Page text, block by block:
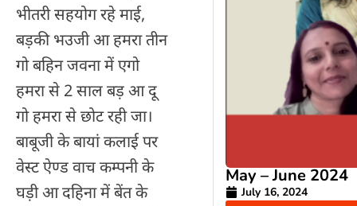
भीतरी सहयोग रहे माई,
बड़की भउजी आ हमरा तीन
गो बहिन जवना में एगो
हमरा से 2 साल बड़ आ दू
गो हमरा से छोट रही जा।
बाबूजी के बायां कलाई पर
वेस्ट ऐण्ड वाच कम्पनी के
घड़ी आ दहिना में बेंत के
May – June 2024
July 16, 2024